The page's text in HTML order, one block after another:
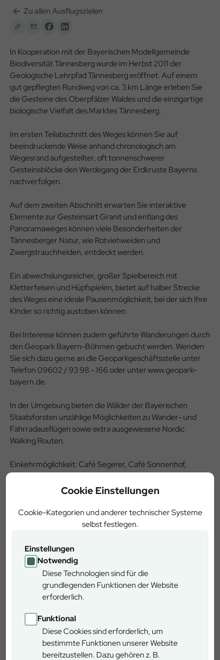
Cookie Einstellungen
Cookie-Kategorien und anderer technischer Systeme
selbst festlegen.
Einstellungen
Notwendig
Diese Technologien sind für die
grundlegenden Funktionen der Website
erforderlich.
Funktional
Diese Cookies sind erforderlich, um
bestimmte Funktionen unserer Website
bereitzustellen. Dazu gehören z. B.
Zu allen Ausflugszielen
In Kooperation mit der Bayerischen Modellgemeinde
Biodiversität Tännesberg wurde im Herbst 2011 der
Geologische Lehrpfad Tännesberg eröffnet. Auf einem
gut gepflegten Rundweg von ca. 3 km Länge erleben Sie
die Gesteine des Oberpfälzer Waldes und die einzigartige
biologische Vielfalt des Marktes Tännesberg.
Im ersten Teilabschnitt des Weges können Sie auf
beeindruckende Weise anhand chronologisch am
Wegesrand aufgestellter, oft tonnenschwerer
Gesteinsblöcke den Werdegang der Erdkruste Bayerns
nachverfolgen.
Auf dem zweiten Abschnitt erwarten Sie interaktive
Elemente zur Gesteinsart Granit und entlang des
Panoramaweges können viele Besonderheiten der
Tännesberger Natur, wie Rotviehweiden und
Zwergstrauchheiden, entdeckt werden.
Ein abwechslungsreicher, großer Spielbereich mit
Kletterfelsen und Hüpfspielen, bietet auf halber Strecke
des Weges eine ideale Pausenmöglichkeit, bei der sich Ihre
Kinder so richtig austoben können.
Bei Interesse können zudem geführte Wanderungen durch
den Geopark Bayern-Böhmen gebucht werden. Wenden
Sie sich dazu gerne an die Geoparkgeschäftsstelle unter
Telefon 09602 / 93 98 - 166 oder unter www.geopark-
bayern.de.
In der Umgebung bieten die Wälder der Bayerischen
Staatsforsten unzählige Möglichkeiten zu Wander- und
Fahrradausflügen sowie extra ausgewiesene Nordic
Walking Routen.
Einkehrmöglichkeit: Café Segerer, Café Sonnenhof,
Gasthaus Lederer, Gasthof Tannenhof, Hotel zur Post,
Hotel Wurzer, Restaurant Binnerschreiner, u. v. m.
Anfahrt